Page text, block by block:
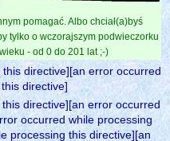
pomagać. Albo chciał(a)byś
tylko o wczorajszym podwieczorku
- od 0 do 201 lat ;-)
directive][an error occurred
directive]
directive][an error occurred
occurred while processing
processing this directive][an